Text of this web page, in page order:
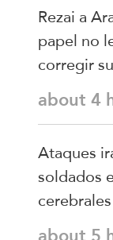
Rezai a
papel no
corregir
about 4
Ataques
soldados